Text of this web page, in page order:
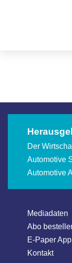
Der
Automotive
Automotive
Mediadaten
Abo
E-Paper App
Kontakt